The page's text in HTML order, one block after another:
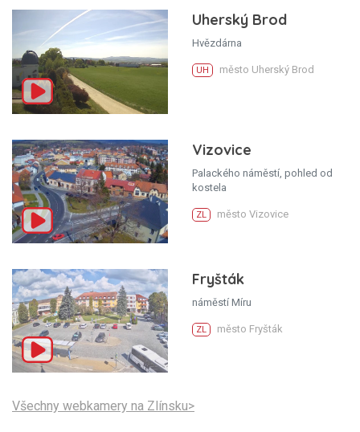
Uherský Brod
Hvězdárna
UH město Uherský Brod
Vizovice
Palackého náměstí, pohled od
kostela
ZL město Vizovice
Fryšták
náměstí Míru
ZL město Fryšták
Všechny webkamery na Zlínsku>